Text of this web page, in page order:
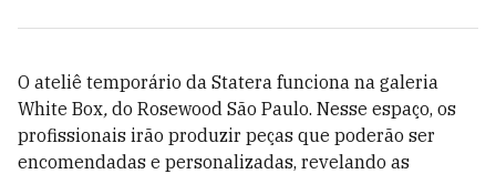
O ateliê temporário da Statera funciona na galeria
White Box, do Rosewood São Paulo. Nesse espaço, os
profissionais irão produzir peças que poderão ser
encomendadas e personalizadas, revelando as